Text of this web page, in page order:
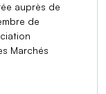
auprès de
de
Marchés